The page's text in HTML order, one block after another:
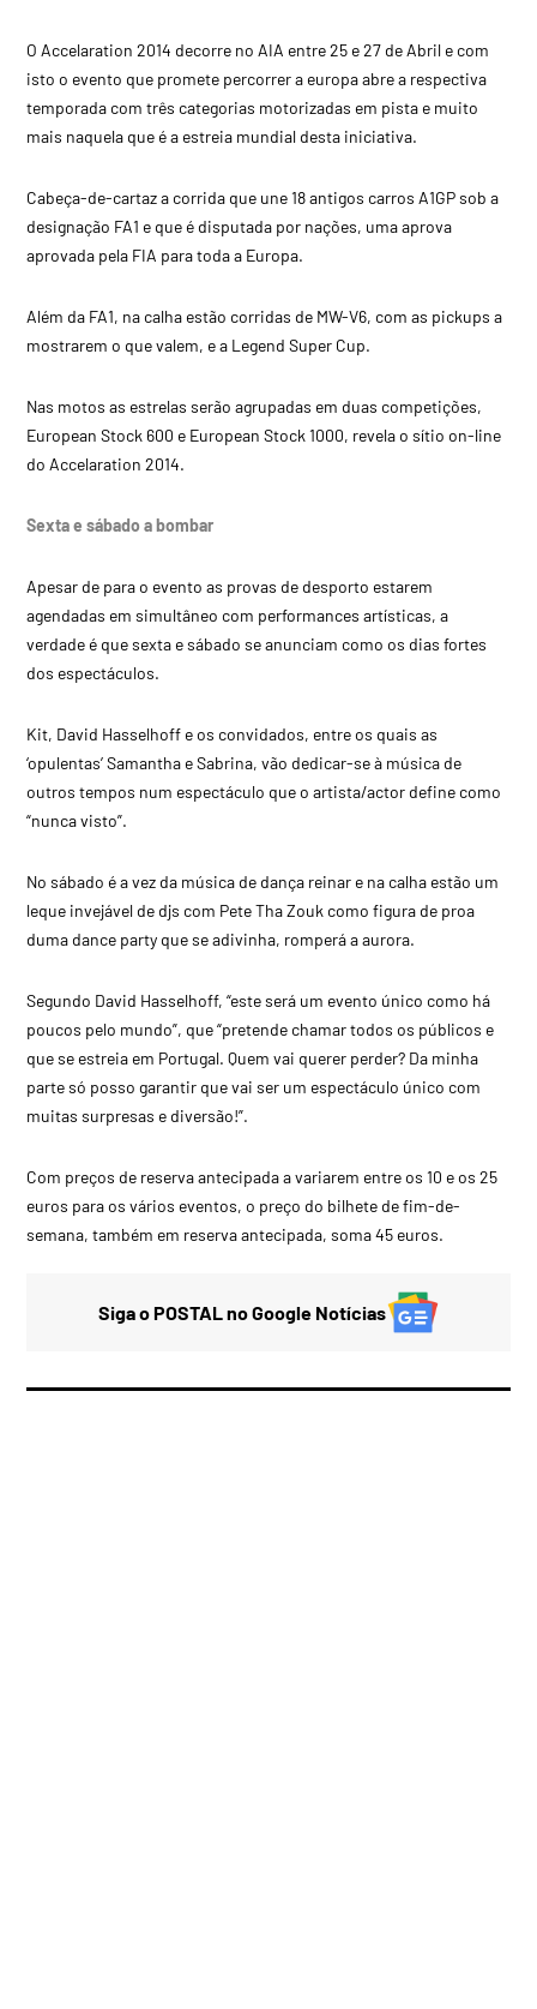
O Accelaration 2014 decorre no AIA entre 25 e 27 de Abril e com
isto o evento que promete percorrer a europa abre a respectiva
temporada com três categorias motorizadas em pista e muito
mais naquela que é a estreia mundial desta iniciativa.
Cabeça-de-cartaz a corrida que une 18 antigos carros A1GP sob a
designação FA1 e que é disputada por nações, uma aprova
aprovada pela FIA para toda a Europa.
Além da FA1, na calha estão corridas de MW-V6, com as pickups a
mostrarem o que valem, e a Legend Super Cup.
Nas motos as estrelas serão agrupadas em duas competições,
European Stock 600 e European Stock 1000, revela o sítio on-line
do Accelaration 2014.
Sexta e sábado a bombar
Apesar de para o evento as provas de desporto estarem
agendadas em simultâneo com performances artísticas, a
verdade é que sexta e sábado se anunciam como os dias fortes
dos espectáculos.
Kit, David Hasselhoff e os convidados, entre os quais as
‘opulentas’ Samantha e Sabrina, vão dedicar-se à música de
outros tempos num espectáculo que o artista/actor define como
“nunca visto”.
No sábado é a vez da música de dança reinar e na calha estão um
leque invejável de djs com Pete Tha Zouk como figura de proa
duma dance party que se adivinha, romperá a aurora.
Segundo David Hasselhoff, “este será um evento único como há
poucos pelo mundo”, que “pretende chamar todos os públicos e
que se estreia em Portugal. Quem vai querer perder? Da minha
parte só posso garantir que vai ser um espectáculo único com
muitas surpresas e diversão!”.
Com preços de reserva antecipada a variarem entre os 10 e os 25
euros para os vários eventos, o preço do bilhete de fim-de-
semana, também em reserva antecipada, soma 45 euros.
Siga o POSTAL no Google Notícias